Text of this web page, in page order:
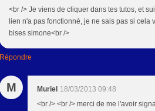
<br /> Je viens de cliquer dans tes tutos, et
lien n'a pas fonctionné, je ne sais pas si cela
bises simone<br />
Répondre
M Muriel 18/03/2013 09:48
<br /> <br /> merci de me l'avoir